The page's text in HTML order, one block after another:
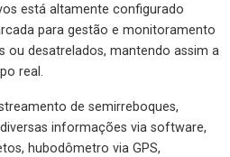
está altamente configurado
para gestão e monitoramento
ou desatrelados, mantendo assim a
real.
de semirreboques,
informações via software,
hubodômetro via GPS,